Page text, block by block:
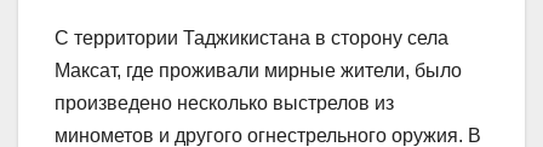
С территории Таджикистана в сторону села
Максат, где проживали мирные жители, было
произведено несколько выстрелов из
минометов и другого огнестрельного оружия. В